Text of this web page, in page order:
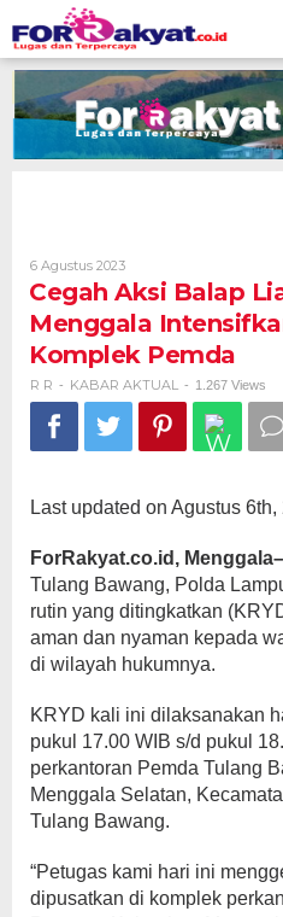
to
content
6 Agustus 2023Oleh
R
R
Cegah Aksi Balap
Menggala
Komplek Pemda
R R - KABAR AKTUAL - 1.267 Views
Last updated on Agustus
ForRakyat.co.id, Menggala–
Tulang Bawang, Polda
rutin yang ditingkatkan
aman dan nyaman kepada
di wilayah hukumnya.
KRYD kali ini dilaksanakan
pukul 17.00 WIB s/d pukul
perkantoran Pemda Tulang
Menggala Selatan,
Tulang Bawang.
“Petugas kami hari ini
dipusatkan di komplek